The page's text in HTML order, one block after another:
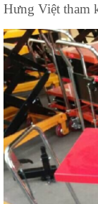
Hưng Việt tham